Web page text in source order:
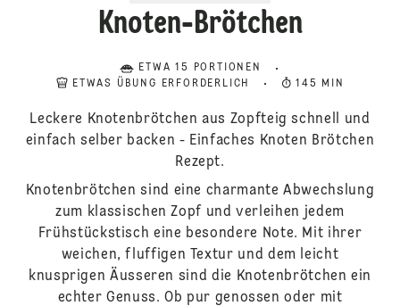
Knoten-Brötchen
ETWA 15 PORTIONEN
ETWAS ÜBUNG ERFORDERLICH
145 MIN
Leckere Knotenbrötchen aus Zopfteig schnell und
einfach selber backen - Einfaches Knoten Brötchen
Rezept.
Knotenbrötchen sind eine charmante Abwechslung
zum klassischen Zopf und verleihen jedem
Frühstückstisch eine besondere Note. Mit ihrer
weichen, fluffigen Textur und dem leicht
knusprigen Äusseren sind die Knotenbrötchen ein
echter Genuss. Ob pur genossen oder mit